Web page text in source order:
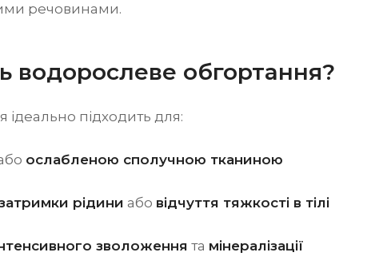
речовинами.
водорослеве обгортання?
підходить для:
ослабленою сполучною тканиною
рідини або відчуття тяжкості в тілі
зволоження та мінералізації